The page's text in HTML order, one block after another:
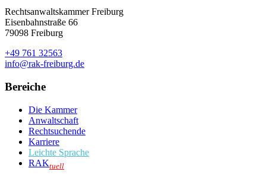
Rechtsanwaltskammer Freiburg
Eisenbahnstraße 66
79098 Freiburg
+49 761 32563
info@rak-freiburg.de
Bereiche
Die Kammer
Anwaltschaft
Rechtsuchende
Karriere
Leichte Sprache
RAKtuell